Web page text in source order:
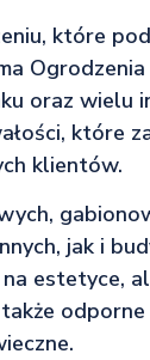
które
oraz wielu
które
klientów.
jak i
estetyce,